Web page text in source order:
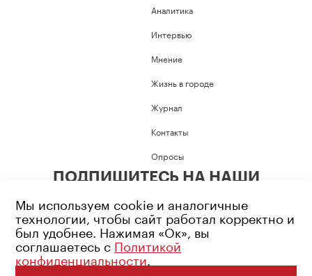
Аналитика
Интервью
Мнение
Жизнь в городе
Журнал
Контакты
Опросы
ПОДПИШИТЕСЬ НА НАШИ
Возрастное ограничение: 16+
Мы используем cookie и аналогичные
технологии, чтобы сайт работал корректно и
был удобнее. Нажимая «Ок», вы
соглашаетесь с Политикой
конфиденциальности.